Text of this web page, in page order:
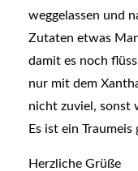
weggelassen und
Zutaten etwas
damit es noch
nur mit dem
nicht zuviel, sonst
Es ist ein Traumeis
Herzliche Grüße